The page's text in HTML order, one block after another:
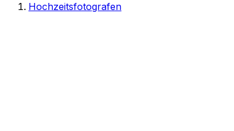
Hochzeitsfotografen